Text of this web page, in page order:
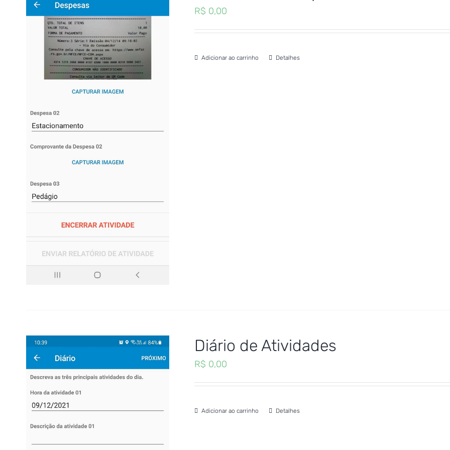
R$ 0,00
Adicionar ao carrinho Detalhes
Diário de Atividades
R$ 0,00
Adicionar ao carrinho Detalhes